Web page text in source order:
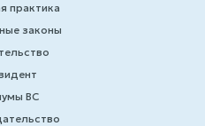
практика
законы
ВС